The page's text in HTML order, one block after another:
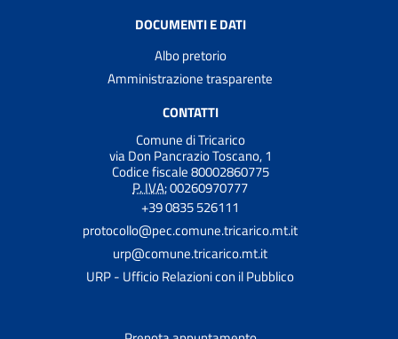
DOCUMENTI E DATI
Albo pretorio
Amministrazione trasparente
CONTATTI
Comune di Tricarico
via Don Pancrazio Toscano, 1
Codice fiscale 80002860775
P. IVA:00260970777
+39 0835 526111
protocollo@pec.comune.tricarico.mt.it
urp@comune.tricarico.mt.it
URP - Ufficio Relazioni con il Pubblico